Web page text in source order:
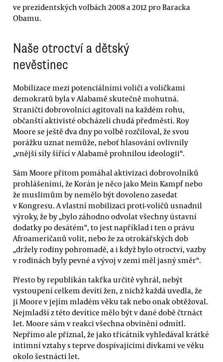
ve prezidentských volbách 2008 a 2012 pro Baracka
Obamu.
Naše otroctví a dětský
nevěstinec
Mobilizace mezi potenciálními voliči a voličkami
demokratů byla v Alabamě skutečně mohutná.
Straničtí dobrovolníci agitovali na každém rohu,
občanští aktivisté obcházeli chudá předměstí. Roy
Moore se ještě dva dny po volbě rozčiloval, že svou
porážku uznat nemůže, neboť hlasování ovlivnily
„vnější síly šířící v Alabamě prohnilou ideologii“.
Sám Moore přitom pomáhal aktivizaci dobrovolníků
prohlášeními, že Korán je něco jako Mein Kampf nebo
že muslimům by nemělo být dovoleno zasedat
v Kongresu. A vlastní mobilizaci proti-voličů usnadnil
výroky, že by „bylo záhodno odvolat všechny ústavní
dodatky po desátém“, to jest například i ten o právu
Afroameričanů volit, nebo že za otrokářských dob
„držely rodiny pohromadě, a i když bylo otroctví, vazby
v rodinách byly pevné a vývoj v zemi měl jasný směr“.
Přesto by republikán takřka určitě vyhrál, nebýt
vystoupení celkem devíti žen, z nichž každá uvedla, že
ji Moore v jejím mladém věku tak nebo onak obtěžoval.
Nejmladší z této devítice mělo být v dané době čtrnáct
let. Moore sám v reakci všechna obvinění odmítl.
Nepřímo ale přiznal, že jako třicátník vyhledával krátké
intimní vztahy s teprve dospívajícími dívkami ve věku
okolo šestnácti let.